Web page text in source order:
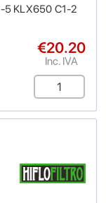
5 KLX650 C1-2
€20.20
Inc. IVA